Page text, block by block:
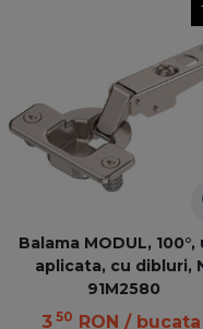
Balama MODUL, 100°,
aplicata, cu dibluri,
91M2580
3 50 RON / bucata